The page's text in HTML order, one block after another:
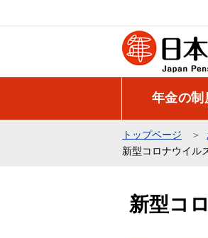
の
年金の制
トップページ
新型コロナウイル
新型コ